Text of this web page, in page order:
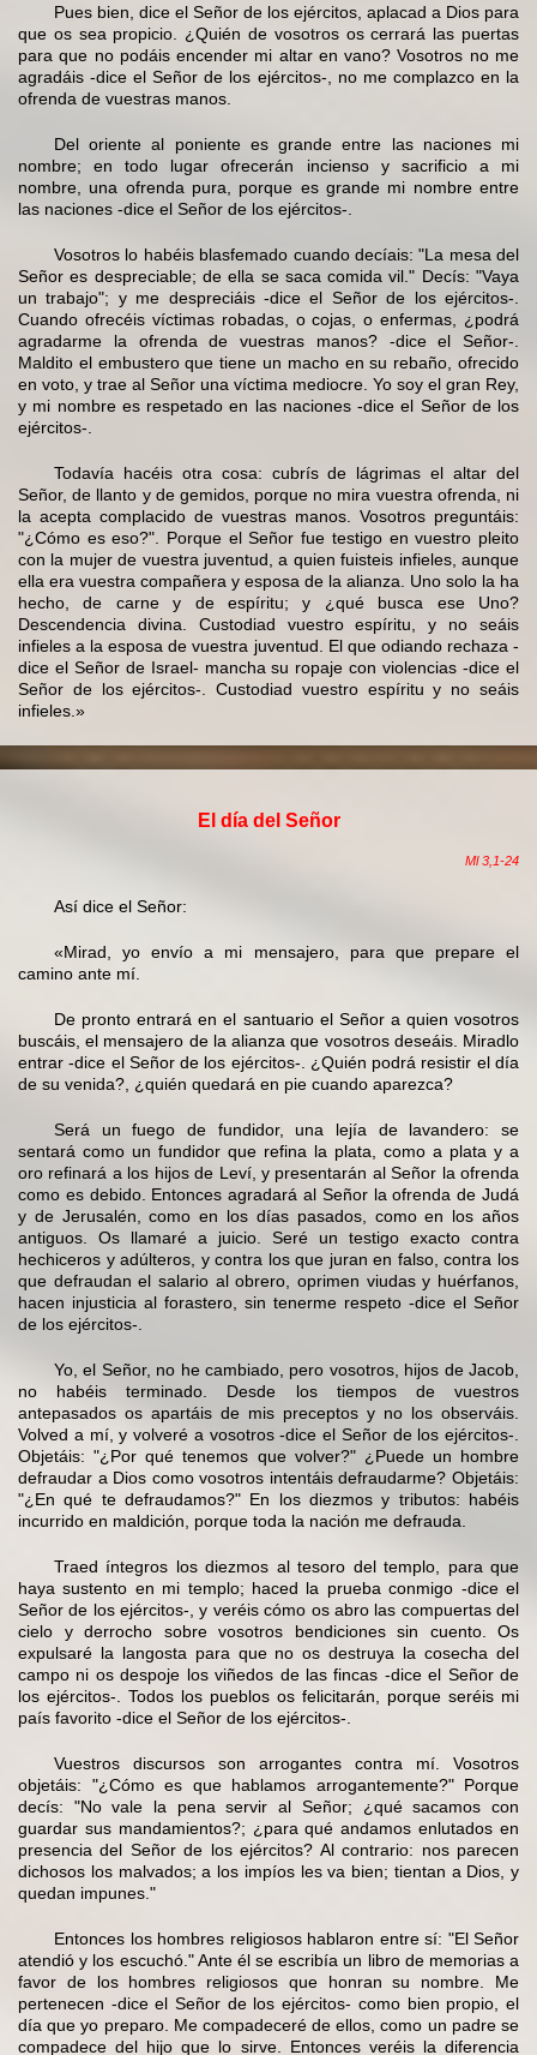
Pues bien, dice el Señor de los ejércitos, aplacad a Dios para
que os sea propicio. ¿Quién de vosotros os cerrará las puertas
para que no podáis encender mi altar en vano? Vosotros no me
agradáis -dice el Señor de los ejércitos-, no me complazco en la
ofrenda de vuestras manos.
Del oriente al poniente es grande entre las naciones mi
nombre; en todo lugar ofrecerán incienso y sacrificio a mi
nombre, una ofrenda pura, porque es grande mi nombre entre
las naciones -dice el Señor de los ejércitos-.
Vosotros lo habéis blasfemado cuando decíais: "La mesa del
Señor es despreciable; de ella se saca comida vil." Decís: "Vaya
un trabajo"; y me despreciáis -dice el Señor de los ejércitos-.
Cuando ofrecéis víctimas robadas, o cojas, o enfermas, ¿podrá
agradarme la ofrenda de vuestras manos? -dice el Señor-.
Maldito el embustero que tiene un macho en su rebaño, ofrecido
en voto, y trae al Señor una víctima mediocre. Yo soy el gran Rey,
y mi nombre es respetado en las naciones -dice el Señor de los
ejércitos-.
Todavía hacéis otra cosa: cubrís de lágrimas el altar del
Señor, de llanto y de gemidos, porque no mira vuestra ofrenda, ni
la acepta complacido de vuestras manos. Vosotros preguntáis:
"¿Cómo es eso?". Porque el Señor fue testigo en vuestro pleito
con la mujer de vuestra juventud, a quien fuisteis infieles, aunque
ella era vuestra compañera y esposa de la alianza. Uno solo la ha
hecho, de carne y de espíritu; y ¿qué busca ese Uno?
Descendencia divina. Custodiad vuestro espíritu, y no seáis
infieles a la esposa de vuestra juventud. El que odiando rechaza -
dice el Señor de Israel- mancha su ropaje con violencias -dice el
Señor de los ejércitos-. Custodiad vuestro espíritu y no seáis
infieles.»
El día del Señor
Ml 3,1-24
Así dice el Señor:
«Mirad, yo envío a mi mensajero, para que prepare el
camino ante mí.
De pronto entrará en el santuario el Señor a quien vosotros
buscáis, el mensajero de la alianza que vosotros deseáis. Miradlo
entrar -dice el Señor de los ejércitos-. ¿Quién podrá resistir el día
de su venida?, ¿quién quedará en pie cuando aparezca?
Será un fuego de fundidor, una lejía de lavandero: se
sentará como un fundidor que refina la plata, como a plata y a
oro refinará a los hijos de Leví, y presentarán al Señor la ofrenda
como es debido. Entonces agradará al Señor la ofrenda de Judá
y de Jerusalén, como en los días pasados, como en los años
antiguos. Os llamaré a juicio. Seré un testigo exacto contra
hechiceros y adúlteros, y contra los que juran en falso, contra los
que defraudan el salario al obrero, oprimen viudas y huérfanos,
hacen injusticia al forastero, sin tenerme respeto -dice el Señor
de los ejércitos-.
Yo, el Señor, no he cambiado, pero vosotros, hijos de Jacob,
no habéis terminado. Desde los tiempos de vuestros
antepasados os apartáis de mis preceptos y no los observáis.
Volved a mí, y volveré a vosotros -dice el Señor de los ejércitos-.
Objetáis: "¿Por qué tenemos que volver?" ¿Puede un hombre
defraudar a Dios como vosotros intentáis defraudarme? Objetáis:
"¿En qué te defraudamos?" En los diezmos y tributos: habéis
incurrido en maldición, porque toda la nación me defrauda.
Traed íntegros los diezmos al tesoro del templo, para que
haya sustento en mi templo; haced la prueba conmigo -dice el
Señor de los ejércitos-, y veréis cómo os abro las compuertas del
cielo y derrocho sobre vosotros bendiciones sin cuento. Os
expulsaré la langosta para que no os destruya la cosecha del
campo ni os despoje los viñedos de las fincas -dice el Señor de
los ejércitos-. Todos los pueblos os felicitarán, porque seréis mi
país favorito -dice el Señor de los ejércitos-.
Vuestros discursos son arrogantes contra mí. Vosotros
objetáis: "¿Cómo es que hablamos arrogantemente?" Porque
decís: "No vale la pena servir al Señor; ¿qué sacamos con
guardar sus mandamientos?; ¿para qué andamos enlutados en
presencia del Señor de los ejércitos? Al contrario: nos parecen
dichosos los malvados; a los impíos les va bien; tientan a Dios, y
quedan impunes."
Entonces los hombres religiosos hablaron entre sí: "El Señor
atendió y los escuchó." Ante él se escribía un libro de memorias a
favor de los hombres religiosos que honran su nombre. Me
pertenecen -dice el Señor de los ejércitos- como bien propio, el
día que yo preparo. Me compadeceré de ellos, como un padre se
compadece del hijo que lo sirve. Entonces veréis la diferencia